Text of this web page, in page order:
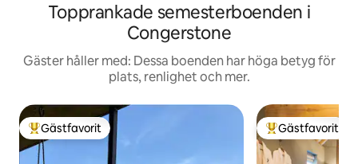
Topprankade semesterboenden i
Congerstone
Gäster håller med: Dessa boenden har höga betyg för
plats, renlighet och mer.
Populär gästfavorit
Gästfavorit Populär
Gästfavorit